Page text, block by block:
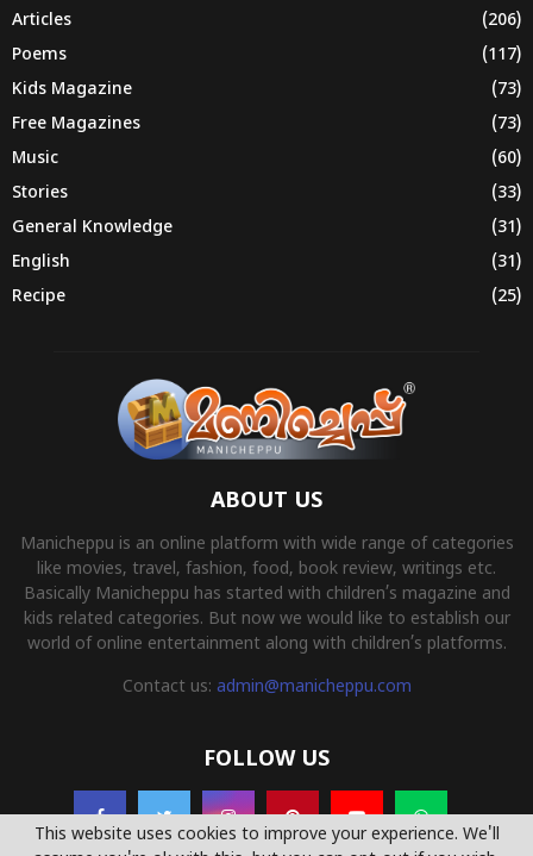
Articles
(206)
Poems
(117)
Kids Magazine
(73)
Free Magazines
(73)
Music
(60)
Stories
(33)
General Knowledge
(31)
English
(31)
Recipe
(25)
ABOUT US
Manicheppu is an online platform with wide range of categories
like movies, travel, fashion, food, book review, writings etc.
Basically Manicheppu has started with children’s magazine and
kids related categories. But now we would like to establish our
world of online entertainment along with children’s platforms.
Contact us: admin@manicheppu.com
FOLLOW US
This website uses cookies to improve your experience. We'll